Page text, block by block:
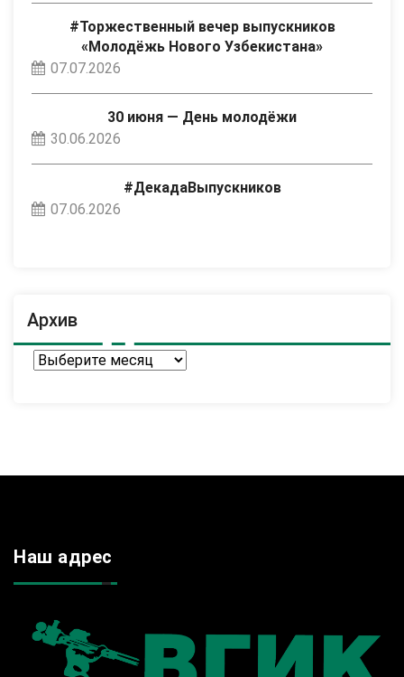
#Торжественный вечер выпускников
«Молодёжь Нового Узбекистана»
07.07.2026
30 июня — День молодёжи
30.06.2026
#ДекадаВыпускников
07.06.2026
Архив
Архив
Наш адрес